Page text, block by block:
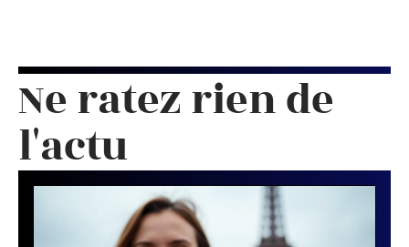
Ne ratez rien de
l'actu